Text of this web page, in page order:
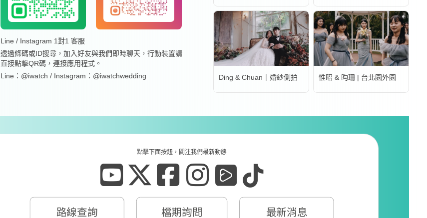
Line / Instagram 1對1 客服
透過條碼或ID搜尋，加入好友與我們即時聊天，行動裝置請
直接點擊QR碼，連接應用程式。
Line：@iwatch / Instagram：@iwatchwedding
Ding & Chuan｜婚紗側拍 惟昭 & 昀珊 | 台北園外園
點擊下面按鈕，關注我們最新動態
路線查詢 最新消息
檔期詢問